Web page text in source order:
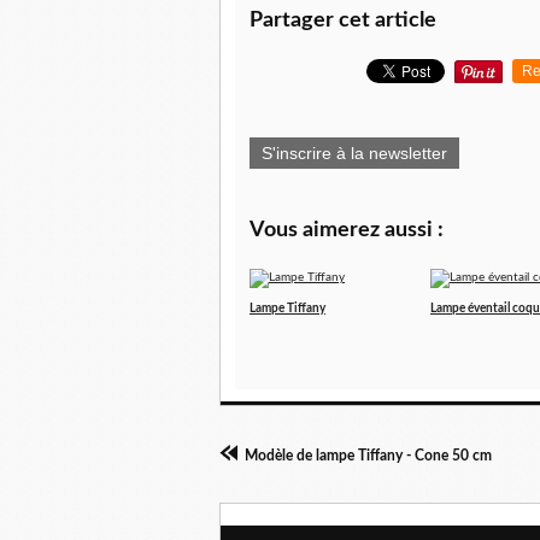
Partager cet article
S'inscrire à la newsletter
Vous aimerez aussi :
Lampe Tiffany
Lampe éventail
Modèle de lampe Tiffany - Cone 50 cm